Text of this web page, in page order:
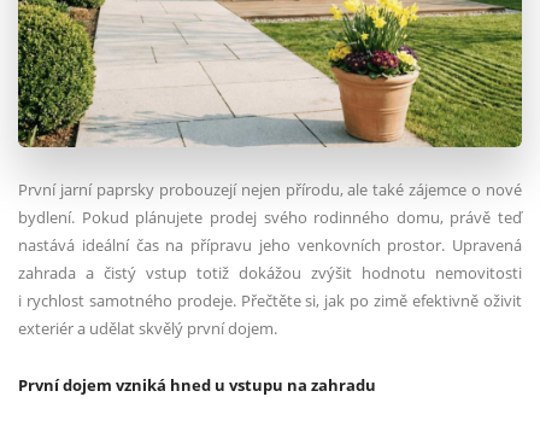
První jarní paprsky probouzejí nejen přírodu, ale také zájemce o nové
bydlení. Pokud plánujete prodej svého rodinného domu, právě teď
nastává ideální čas na přípravu jeho venkovních prostor. Upravená
zahrada a čistý vstup totiž dokážou zvýšit hodnotu nemovitosti
i rychlost samotného prodeje. Přečtěte si, jak po zimě efektivně oživit
exteriér a udělat skvělý první dojem.
První dojem vzniká hned u vstupu na zahradu